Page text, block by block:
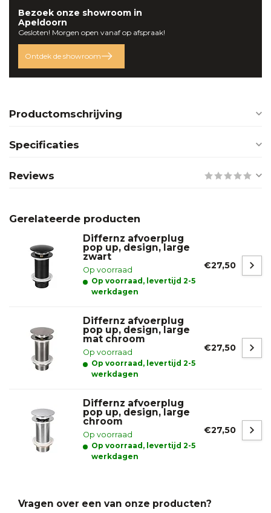
Bezoek onze showroom in
Apeldoorn
Gesloten! Morgen open vanaf op afspraak!
Ontdek de showroom
Productomschrijving
Specificaties
Reviews
Gerelateerde producten
Differnz afvoerplug
pop up, design, large
zwart
Op voorraad
Op voorraad, levertijd 2-5
werkdagen
€27,50
Differnz afvoerplug
pop up, design, large
mat chroom
Op voorraad
Op voorraad, levertijd 2-5
werkdagen
€27,50
Differnz afvoerplug
pop up, design, large
chroom
Op voorraad
Op voorraad, levertijd 2-5
werkdagen
€27,50
Vragen over een van onze producten?